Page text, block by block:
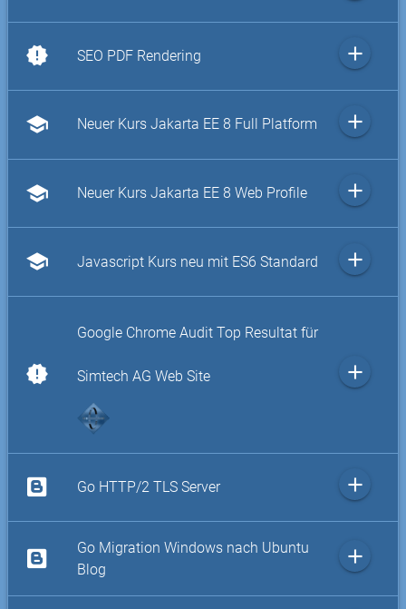
new_releases SEO PDF Rendering add
school Neuer Kurs Jakarta EE 8 Full Platform add
school Neuer Kurs Jakarta EE 8 Web Profile add
school Javascript Kurs neu mit ES6 Standard add
new_releases
Google Chrome Audit Top Resultat für
Simtech AG Web Site add
Go HTTP/2 TLS Server add
Go Migration Windows nach Ubuntu
Blog
add